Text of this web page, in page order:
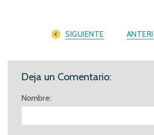
SIGUIENTE
Deja un Comentario:
Nombre: